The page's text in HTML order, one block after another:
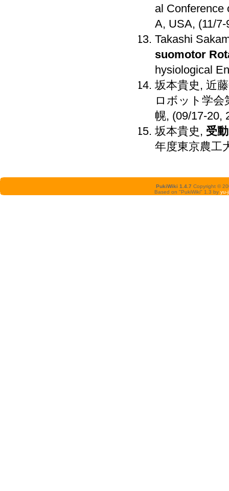
al Conference
A, USA, (11/
Takashi
suomotor
hysiological
坂本貴史, 近
ロボット学
幌, (09/17-20,
坂本貴史, 受
年度東京農工
PukiWiki 1.4.7 Copyright ©
Based on "PukiWiki" 1.3 by yu-ji